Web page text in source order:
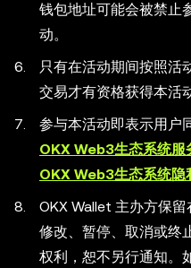
钱包地址可能会被禁止
动。
只有在活动期间按照活
交易才有资格获得本活
参与本活动即表示用户
OKX Web3生态系统服
OKX Web3生态系统隐
OKX Wallet 主办方保留
修改、暂停、取消或终
权利，恕不另行通知。